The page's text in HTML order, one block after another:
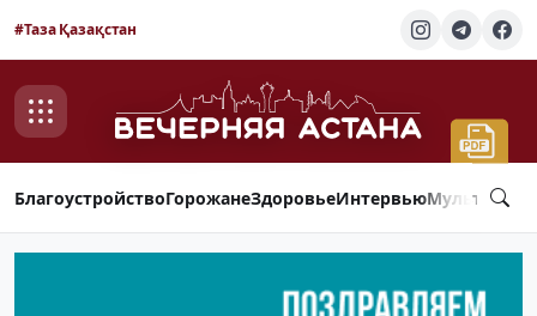
#Таза Қазақстан
БлагоустройствоГорожанеЗдоровьеИнтервью